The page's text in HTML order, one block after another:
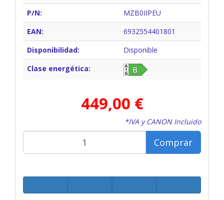
P/N:
MZB0IIPEU
EAN:
6932554401801
Disponibilidad:
Disponible
Clase energética:
449,00 €
*IVA y CANON Incluido
Comprar